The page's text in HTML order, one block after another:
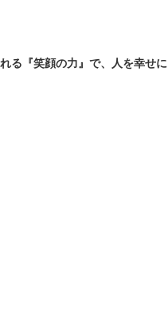
る『笑顔の力』で、人を幸せに